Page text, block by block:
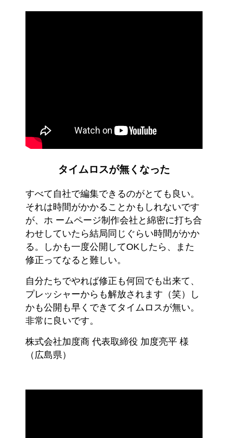
タイムロスが無くなった
すべて自社で編集できるのがとても良い。
それは時間がかかることかもしれないです
が、ホ ームページ制作会社と綿密に打ち合
わせしていたら結局同じぐらい時間がかか
る。しかも一度公開してOKしたら、また
修正ってなると難しい。
自分たちでやれば修正も何回でも出来て、
プレッシャーからも解放されます（笑）し
かも公開も早くできてタイムロスが無い。
非常に良いです。
株式会社加度商 代表取締役 加度亮平 様
（広島県）